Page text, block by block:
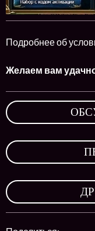
Подробнее об
Желаем вам